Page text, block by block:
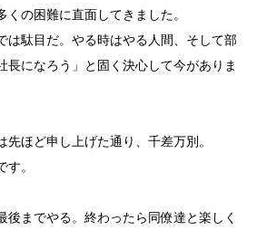
の困難に直面してきました。
は駄目だ。やる時はやる人間、そして部
長になろう」と固く決心して今がありま
ほど申し上げた通り、千差万別。
。
後までやる。終わったら同僚達と楽しく